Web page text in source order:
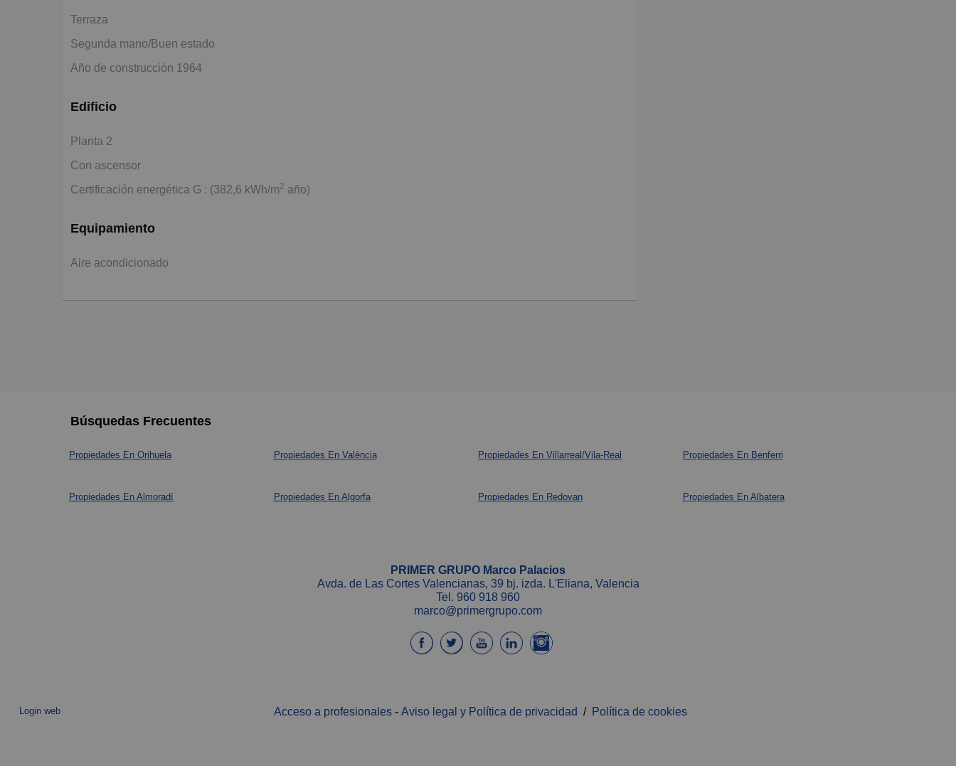
Terraza
Segunda mano/Buen estado
Año de construcción 1964
Edificio
Planta 2
Con ascensor
Certificación energética G : (382,6 kWh/m2 año)
Equipamiento
Aire acondicionado
Búsquedas Frecuentes
Propiedades En Orihuela Propiedades En València Propiedades En Villarreal/Vila-Real Propiedades En Benferri
Propiedades En Almoradí Propiedades En Algorfa Propiedades En Redovan Propiedades En Albatera
PRIMER GRUPO Marco Palacios
Avda. de Las Cortes Valencianas, 39 bj. izda. L'Eliana, Valencia
Tel. 960 918 960
marco@primergrupo.com
Login web Acceso a profesionales -Aviso legal y Política de privacidad / Política de cookies